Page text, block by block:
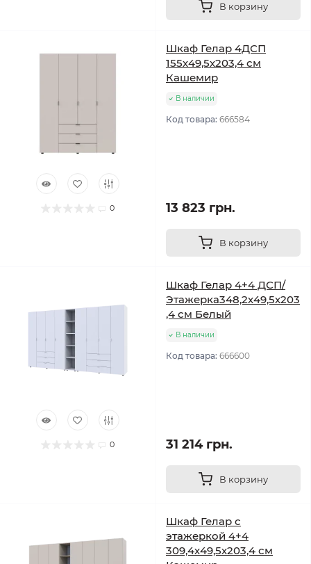
В корзину
0
Шкаф Гелар 4ДСП
155х49,5х203,4 см
Кашемир
В наличии
Код товара: 666584
13 823 грн.
В корзину
0
Шкаф Гелар 4+4 ДСП/
Этажерка348,2х49,5х203
,4 см Белый
В наличии
Код товара: 666600
31 214 грн.
В корзину
Шкаф Гелар с
этажеркой 4+4
309,4х49,5х203,4 см